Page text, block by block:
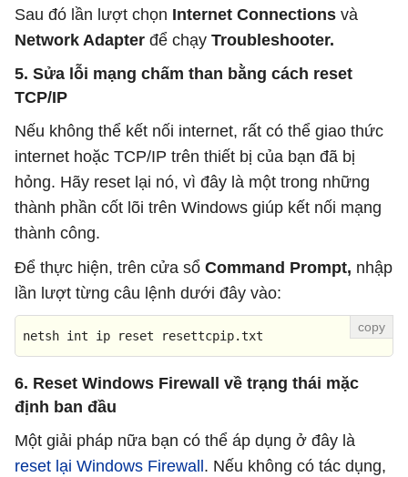
Sau đó lần lượt chọn Internet Connections và
Network Adapter để chạy Troubleshooter.
5. Sửa lỗi mạng chấm than bằng cách reset
TCP/IP
Nếu không thể kết nối internet, rất có thể giao thức
internet hoặc TCP/IP trên thiết bị của bạn đã bị
hỏng. Hãy reset lại nó, vì đây là một trong những
thành phần cốt lõi trên Windows giúp kết nối mạng
thành công.
Để thực hiện, trên cửa sổ Command Prompt, nhập
lần lượt từng câu lệnh dưới đây vào:
netsh int ip reset resettcpip.txt
6. Reset Windows Firewall về trạng thái mặc
định ban đầu
Một giải pháp nữa bạn có thể áp dụng ở đây là
reset lại Windows Firewall . Nếu không có tác dụng,